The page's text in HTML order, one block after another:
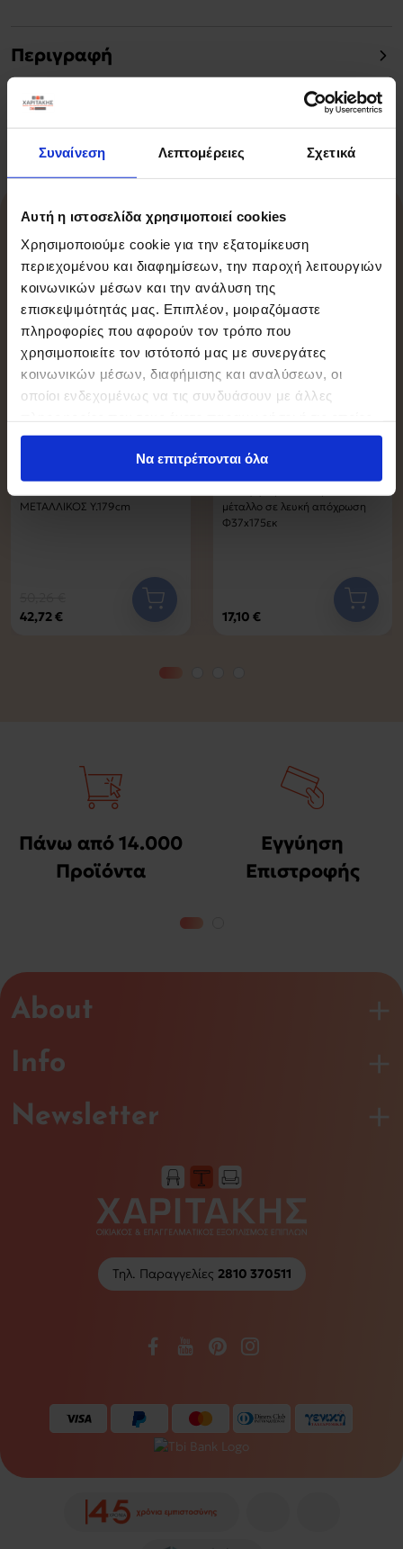
Συναίνεση Λεπτομέρειες Σχετικά
Αυτή η ιστοσελίδα χρησιμοποιεί cookies
Χρησιμοποιούμε cookie για την εξατομίκευση
περιεχομένου και διαφημίσεων, την παροχή λειτουργιών
κοινωνικών μέσων και την ανάλυση της
επισκεψιμότητάς μας. Επιπλέον, μοιραζόμαστε
πληροφορίες που αφορούν τον τρόπο που
χρησιμοποιείτε τον ιστότοπό μας με συνεργάτες
κοινωνικών μέσων, διαφήμισης και αναλύσεων, οι
οποίοι ενδεχομένως να τις συνδυάσουν με άλλες
έχουν συλλέξει σε σχέση με την από μέρους σας χρήση
των υπηρεσιών τους.Να επιτρέπονται όλα
Περιγραφή
Χαρακτηριστικά
Σχετικά Προϊόντα
ΜΕΤΑΛΛΙΚΟΣ Υ.179cm
42,72 €
μέταλλο σε λευκή απόχρωση
Φ37x175εκ
17,10 €
Πάνω από 14.000
Προϊόντα
Εγγύηση
Επιστροφής
About
Info
Τηλ. Παραγγελίες 2810 370511
Newsletter